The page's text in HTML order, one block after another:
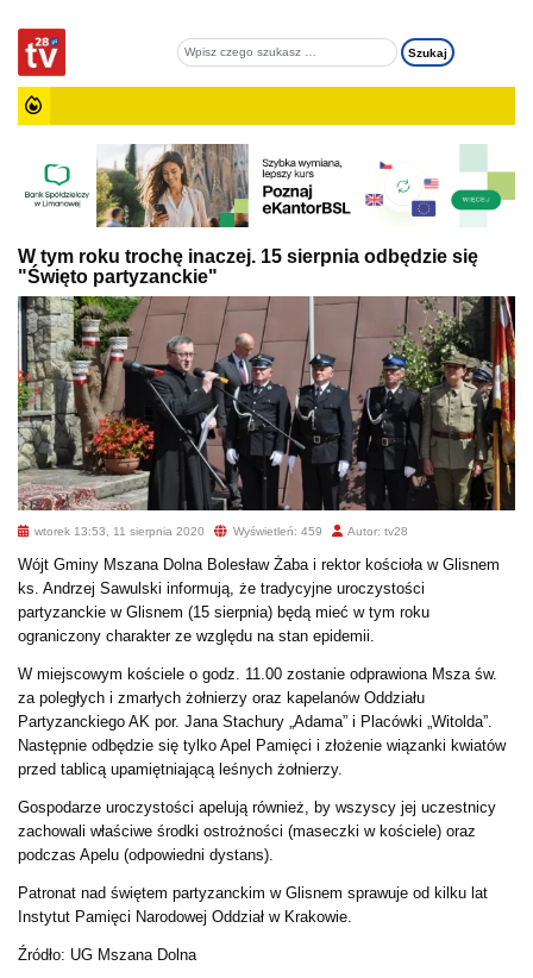
W tym roku trochę inaczej. 15 sierpnia odbędzie się
"Święto partyzanckie"
wtorek 13:53, 11 sierpnia 2020 Wyświetleń: 459 Autor: tv28
Wójt Gminy Mszana Dolna Bolesław Żaba i rektor kościoła w Glisnem
ks. Andrzej Sawulski informują, że tradycyjne uroczystości
partyzanckie w Glisnem (15 sierpnia) będą mieć w tym roku
ograniczony charakter ze względu na stan epidemii.
W miejscowym kościele o godz. 11.00 zostanie odprawiona Msza św.
za poległych i zmarłych żołnierzy oraz kapelanów Oddziału
Partyzanckiego AK por. Jana Stachury „Adama” i Placówki „Witolda”.
Następnie odbędzie się tylko Apel Pamięci i złożenie wiązanki kwiatów
przed tablicą upamiętniającą leśnych żołnierzy.
Gospodarze uroczystości apelują również, by wszyscy jej uczestnicy
zachowali właściwe środki ostrożności (maseczki w kościele) oraz
podczas Apelu (odpowiedni dystans).
Patronat nad świętem partyzanckim w Glisnem sprawuje od kilku lat
Instytut Pamięci Narodowej Oddział w Krakowie.
Źródło: UG Mszana Dolna